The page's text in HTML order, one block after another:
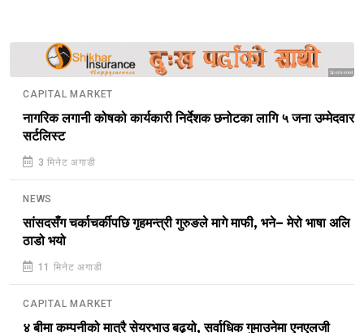
Sponsored
CAPITAL MARKET
नागरिक लगानी कोषको कार्यकारी निर्देशक छनोटका लागि ५ जना उम्मेदवार
सर्टलिस्ट
3 मिनेट अगाडी
NEWS
सांसदसँग चर्काचर्कीपछि गृहमन्त्री गुरुङले मागे माफी, भने– मेरो भाषा अलि
ठाडो भयो
11 मिनेट अगाडी
CAPITAL MARKET
४ बीमा कम्पनीको मात्रै सेयरभाउ बढ्यो, सर्वाधिक गुमाउनेमा एनएलजी